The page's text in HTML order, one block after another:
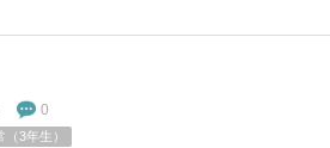
0
3年生）